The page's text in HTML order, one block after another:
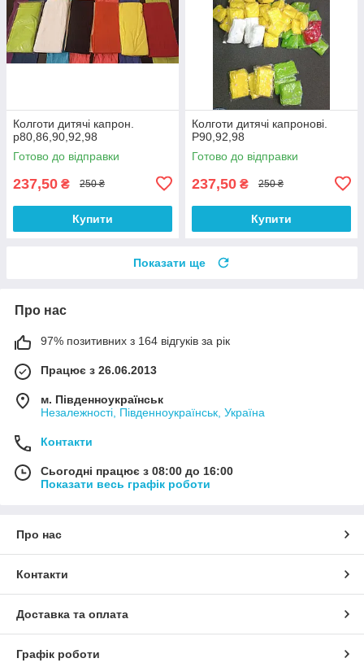
Колготи дитячі капрон.
р80,86,90,92,98
Готово до відправки
237,50 ₴ 250 ₴
Купити
Колготи дитячі капронові.
Р90,92,98
Готово до відправки
237,50 ₴ 250 ₴
Купити
Показати ще
Про нас
97% позитивних з 164 відгуків за рік
Працює з 26.06.2013
м. Південноукраїнськ
Незалежності, Південноукраїнськ, Україна
Контакти
Сьогодні працює з 08:00 до 16:00
Показати весь графік роботи
Про нас
Контакти
Доставка та оплата
Графік роботи